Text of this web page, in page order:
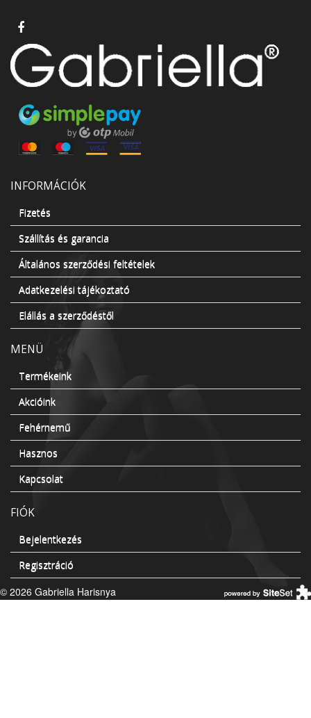
INFORMÁCIÓK
Fizetés
Szállítás és garancia
Általános szerződési feltételek
Adatkezelési tájékoztató
Elállás a szerződéstől
MENÜ
Termékeink
Akcióink
Fehérnemű
Hasznos
Kapcsolat
FIÓK
Bejelentkezés
Regisztráció
© 2026 Gabriella Harisnya